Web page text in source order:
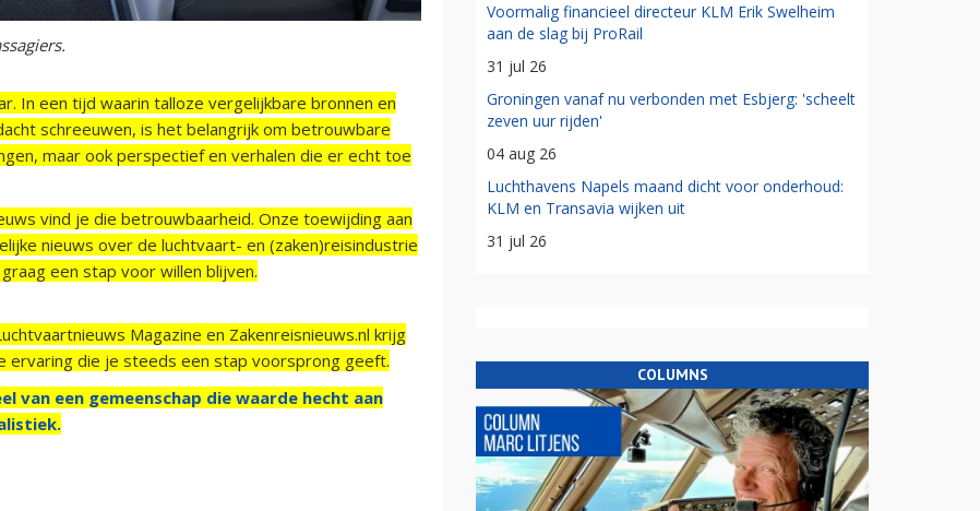
In een tijd waarin talloze vergelijkbare bronnen en
schreeuwen, is het belangrijk om betrouwbare
maar ook perspectief en verhalen die er echt toe
vind je die betrouwbaarheid. Onze toewijding aan
nieuws over de luchtvaart- en (zaken)reisindustrie
een stap voor willen blijven.
Magazine en Zakenreisnieuws.nl krijg
ervaring die je steeds een stap voorsprong geeft.
van een gemeenschap die waarde hecht aan
Voormalig financieel directeur KLM Erik Swelheim
aan de slag bij ProRail
31 jul 26
Groningen vanaf nu verbonden met Esbjerg: 'scheelt
zeven uur rijden'
04 aug 26
Luchthavens Napels maand dicht voor onderhoud:
KLM en Transavia wijken uit
31 jul 26
COLUMNS